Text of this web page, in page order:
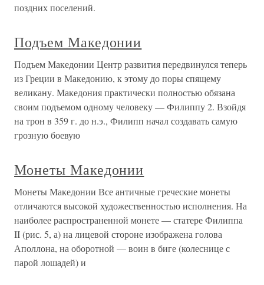
поздних поселений.
Подъем Македонии
Подъем Македонии Центр развития передвинулся теперь
из Греции в Македонию, к этому до поры спящему
великану. Македония практически полностью обязана
своим подъемом одному человеку — Филиппу 2. Взойдя
на трон в 359 г. до н.э., Филипп начал создавать самую
грозную боевую
Монеты Македонии
Монеты Македонии Все античные греческие монеты
отличаются высокой художественностью исполнения. На
наиболее распространенной монете — статере Филиппа
II (рис. 5, а) на лицевой стороне изображена голова
Аполлона, на оборотной — воин в биге (колеснице с
парой лошадей) и